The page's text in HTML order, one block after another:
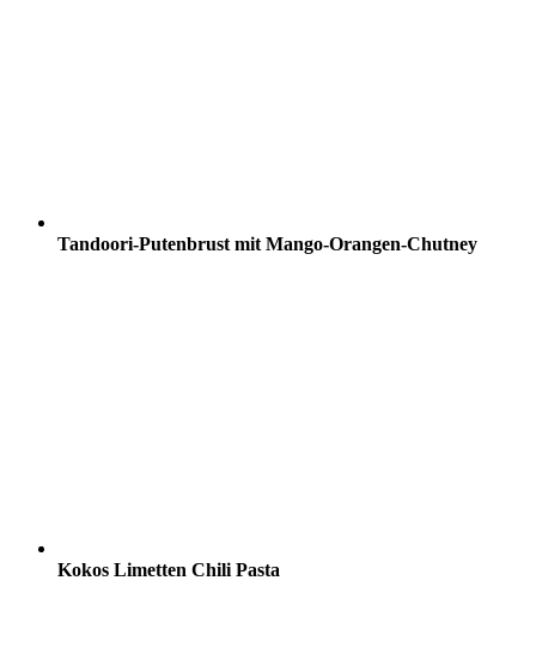
Tandoori-Putenbrust mit Mango-Orangen-Chutney
Kokos Limetten Chili Pasta